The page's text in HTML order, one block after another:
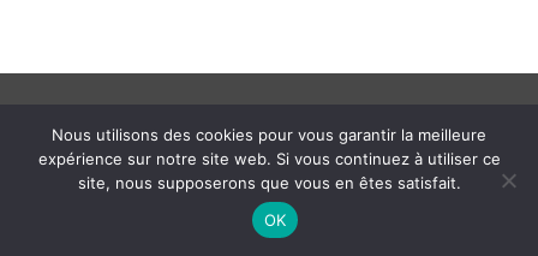
Copyright © 2022 Albra Pura • Designed byRSK
Mentions Légales
Nous utilisons des cookies pour vous garantir la meilleure
expérience sur notre site web. Si vous continuez à utiliser ce
site, nous supposerons que vous en êtes satisfait.
OK